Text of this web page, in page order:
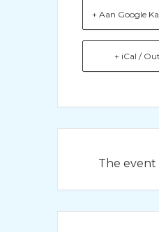
+ Aan Google
+ iCal /
The event